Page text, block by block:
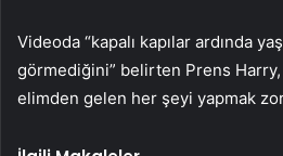
Videoda “kapalı kapılar ardında
görmediğini” belirten Prens
elimden gelen her şeyi yapmak